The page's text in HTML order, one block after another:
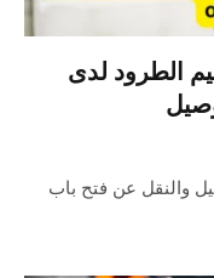
الطرود لدى
والنقل عن فتح باب